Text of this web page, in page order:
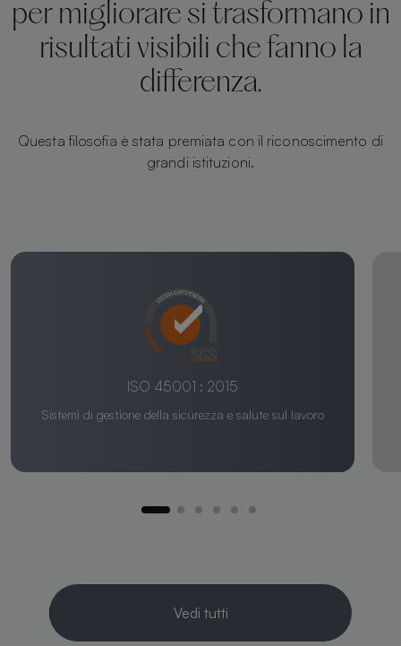
per migliorare si trasformano in
risultati visibili che fanno la
differenza.
Questa filosofia è stata premiata con il riconoscimento di
grandi istituzioni.
ISO 45001 : 2015
Sistemi di gestione della sicurezza e salute sul lavoro
Vedi tutti